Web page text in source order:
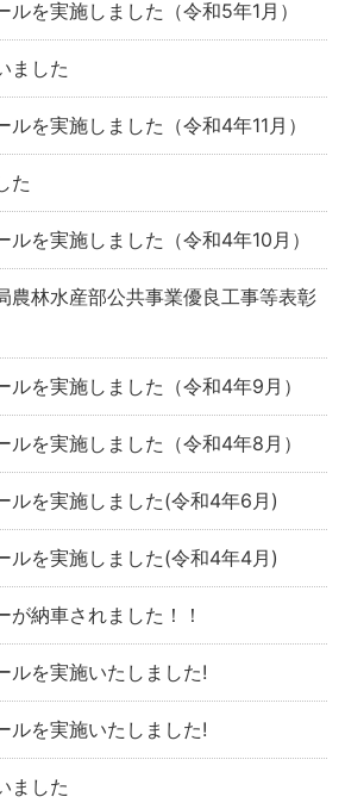
ルを実施しました（令和5年1月）
ました
を実施しました（令和4年11月）
た
ルを実施しました（令和4年10月）
農林水産部公共事業優良工事等表彰
ルを実施しました（令和4年9月）
ルを実施しました（令和4年8月）
ルを実施しました(令和4年6月)
ルを実施しました(令和4年4月)
が納車されました！！
ルを実施いたしました!
ルを実施いたしました!
ました